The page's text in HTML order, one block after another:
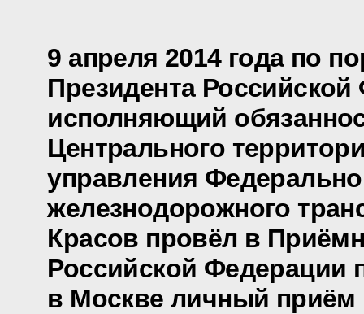
9 апреля 2014 года по
Президента
исполняющий
Центрального
управления
железнодорожного
Красов провёл в
Российской Федерации
в Москве личный приём